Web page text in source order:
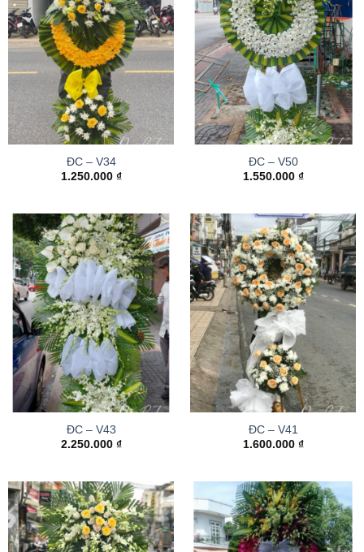
ĐC – V34
1.250.000 ₫
ĐC – V50
1.550.000 ₫
ĐC – V43
2.250.000 ₫
ĐC – V41
1.600.000 ₫